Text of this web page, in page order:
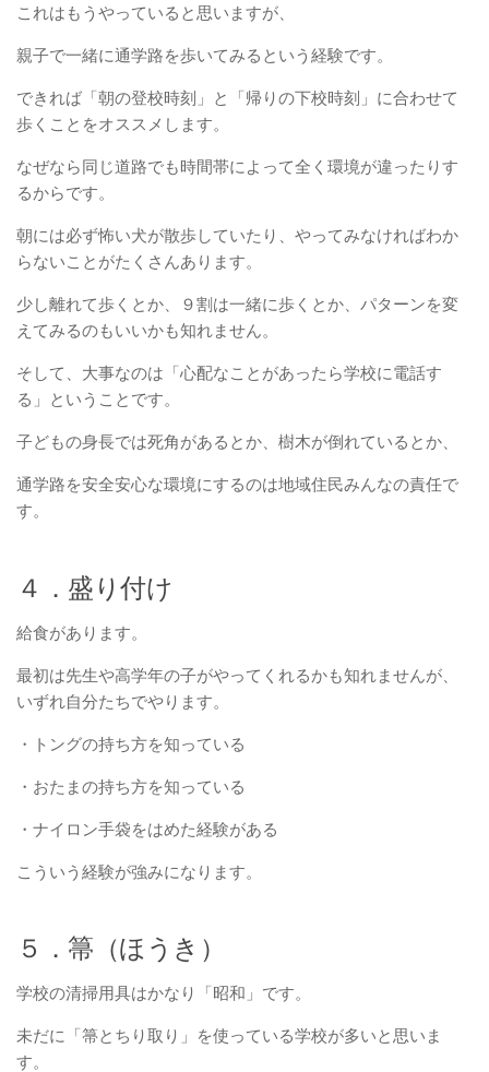
これはもうやっていると思いますが、
親子で一緒に通学路を歩いてみるという経験です。
できれば「朝の登校時刻」と「帰りの下校時刻」に合わせて
歩くことをオススメします。
なぜなら同じ道路でも時間帯によって全く環境が違ったりす
るからです。
朝には必ず怖い犬が散歩していたり、やってみなければわか
らないことがたくさんあります。
少し離れて歩くとか、９割は一緒に歩くとか、パターンを変
えてみるのもいいかも知れません。
そして、大事なのは「心配なことがあったら学校に電話す
る」ということです。
子どもの身長では死角があるとか、樹木が倒れているとか、
通学路を安全安心な環境にするのは地域住民みんなの責任で
す。
４．盛り付け
給食があります。
最初は先生や高学年の子がやってくれるかも知れませんが、
いずれ自分たちでやります。
・トングの持ち方を知っている
・おたまの持ち方を知っている
・ナイロン手袋をはめた経験がある
こういう経験が強みになります。
５．箒（ほうき）
学校の清掃用具はかなり「昭和」です。
未だに「箒とちり取り」を使っている学校が多いと思いま
す。